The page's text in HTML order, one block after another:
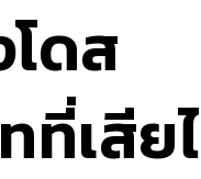
ดส
ที่เสีย